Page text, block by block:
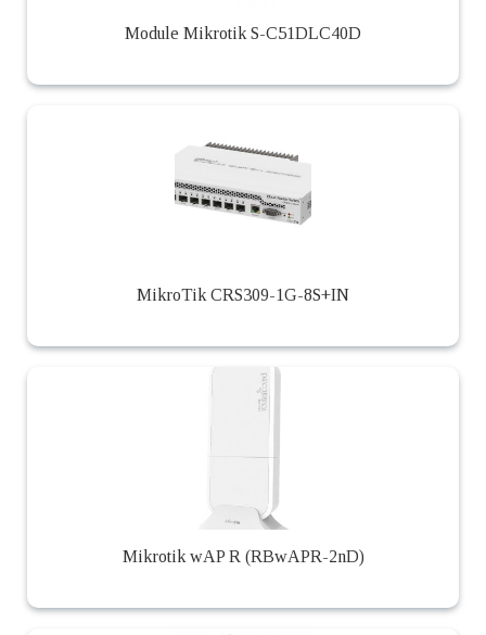
Module Mikrotik S-C51DLC40D
MikroTik CRS309-1G-8S+IN
Mikrotik wAP R (RBwAPR-2nD)